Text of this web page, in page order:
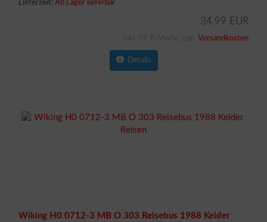
Lieferzeit: Ab Lager lieferbar
34,99 EUR
Versandkosten
Details
Wiking H0 0712-3 MB O 303 Reisebus 1988 Kelder